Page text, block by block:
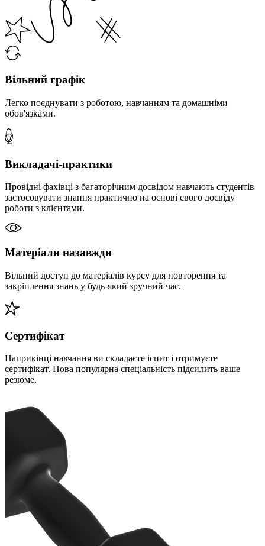
Вільний графік
Легко поєднувати з роботою, навчанням та домашніми
обов'язками.
Викладачі-практики
Провідні фахівці з багаторічним досвідом навчають студентів
застосовувати знання практично на основі свого досвіду
роботи з клієнтами.
Матеріали назавжди
Вільний доступ до матеріалів курсу для повторення та
закріплення знань у будь-який зручний час.
Сертифікат
Наприкінці навчання ви складаєте іспит і отримуєте
сертифікат. Нова популярна спеціальність підсилить ваше
резюме.